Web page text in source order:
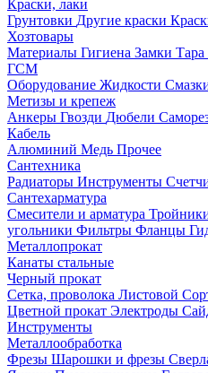
Краски, лаки
Грунтовки Другие краски
Хозтовары
Материалы Гигиена Замки Тара
ГСМ
Оборудование Жидкости
Метизы и крепеж
Анкеры Гвозди Дюбели
Кабель
Алюминий Медь Прочее
Сантехника
Радиаторы Инструменты
Сантехарматура
Смесители и арматура
угольники Фильтры Фланцы
Металлопрокат
Канаты стальные
Черный прокат
Сетка, проволока Листовой
Цветной прокат Электроды
Инструменты
Металлообработка
Фрезы Шарошки и фрезы